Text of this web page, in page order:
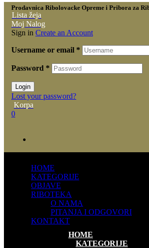
Prodavnica Ribolovacke Opreme i Pribora za
Lista žeja
Moj Nalog
Sign in Create an Account
Username or email *
Password *
Login
Lost your password?
Korpa
0
HOME
KATEGORIJE
OBJAVE
RIBOTEKA
O NAMA
PITANJA I ODGOVORI
KONTAKT
HOME
KATEGORIJE